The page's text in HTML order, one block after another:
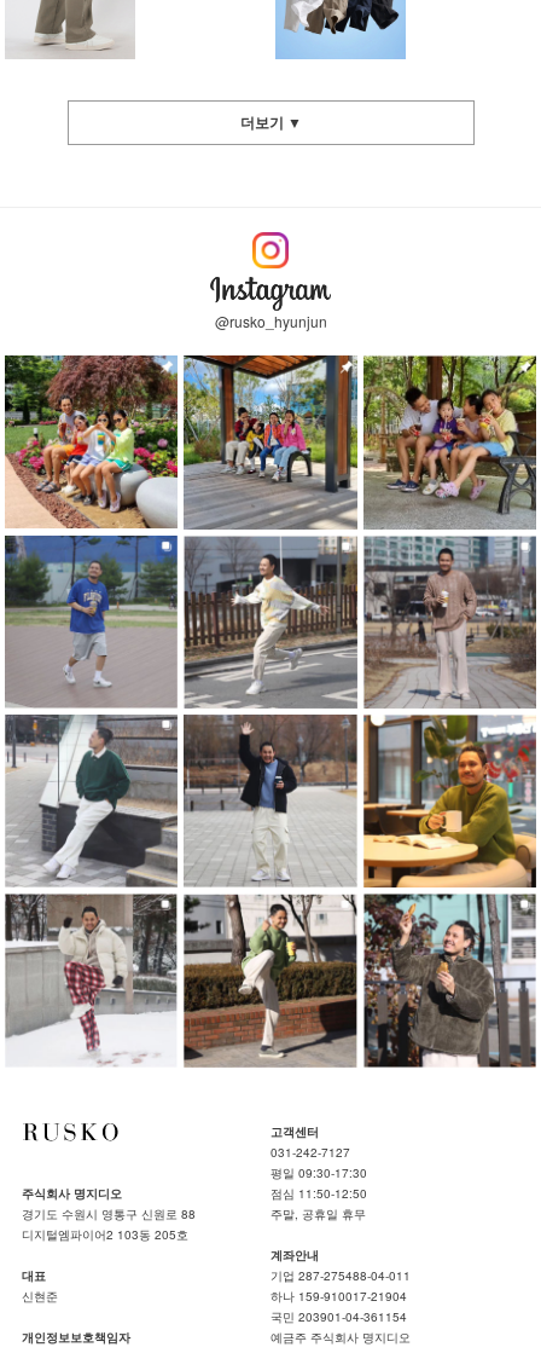
더보기 ▼
@rusko_hyunjun
주식회사 명지디오
경기도 수원시 영통구 신원로 88
디지털엠파이어2 103동 205호
대표
신현준
개인정보보호책임자
고객센터
031-242-7127
평일 09:30-17:30
점심 11:50-12:50
주말, 공휴일 휴무
계좌안내
기업 287-275488-04-011
하나 159-910017-21904
국민 203901-04-361154
예금주 주식회사 명지디오